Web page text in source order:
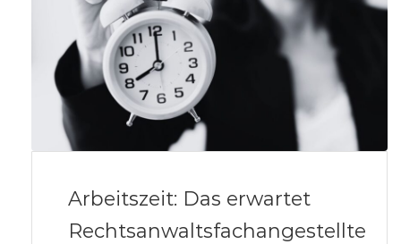
Arbeitszeit: Das erwartet
Rechtsanwaltsfachangestellte